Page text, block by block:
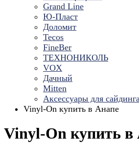
Grand Line
Ю-Пласт
Доломит
Tecos
FineBer
ТЕХНОНИКОЛЬ
VOX
Дачный
Mitten
Аксессуары для
Vinyl-On купить в Анапе
Vinyl-On купить в